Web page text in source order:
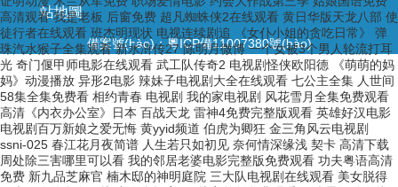
站地圖
備案號(hào)：粵ICP備11007380號(hào)
高清观看 我是老板 后窗免费 超凡蜘蛛侠2在线观看 黄日华版天龙八部 使
徒行者在线观看 班杰明现状 电视连续剧追 《女仆小姐的贪吃日常》 弹
珠汽水猴子全集观看 新水浒传27 陈明月微博 一个女被3个男人轮流打耳
光 奇门偃甲师电影在线观看 武工队传奇2 电视剧怪侠欧阳德 《萌萌的妈
妈》动漫播放 异形2电影 辣妹子电视剧大全在线观看 七公主全集 人世间
58集全集免费看 相约青春 电视剧 我的家电视剧 风花雪月全集免费观看
高清《内衣办公室》日本 百战天龙 雷神4免费完整版观看 英雄好汉电影
电视剧百万新娘之爱无悔 黄yyid频道 伯虎为卿狂 金三角风云电视剧
ssni-025 春江花月夜简谱 人生若只如初见 奈何情深缘浅 契卡 高清下载
周处除三害哪里可以看 我的邻居老婆电影完整版免费观看 功夫粤语高清
免费 新九品芝麻官 楠木邸的神明庭院 三大队电视剧在线观看 美女脱得